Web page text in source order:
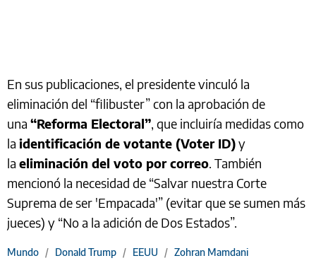
En sus publicaciones, el presidente vinculó la
eliminación del “filibuster” con la aprobación de
una “Reforma Electoral”, que incluiría medidas como
la identificación de votante (Voter ID)y
la eliminación del voto por correo. También
mencionó la necesidad de “Salvar nuestra Corte
Suprema de ser 'Empacada'” (evitar que se sumen más
jueces) y “No a la adición de Dos Estados”.
Mundo / Donald Trump / EEUU / Zohran Mamdani